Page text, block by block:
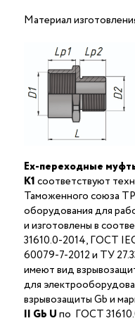
Материал
Ex-переходные
К1соответствуют
Таможенного союза
оборудования для
и изготовлены в
31610.0-2014, ГОСТ
60079-7-2012 и ТУ
имеют вид
для
взрывозащиты Gb и
II Gb Uпо ГОСТ